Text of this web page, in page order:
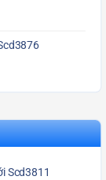
Scd3811